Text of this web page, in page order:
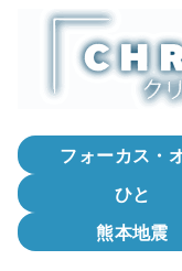
フォーカス・
ひと
熊本地震